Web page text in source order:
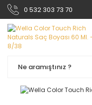
0 532 303 73 70